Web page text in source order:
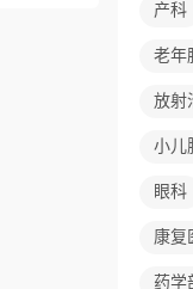
产科
老年
放射
小儿
眼科
康复
药学